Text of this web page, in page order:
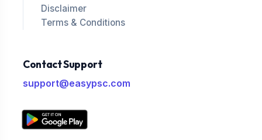
Disclaimer
Terms & Conditions
Contact Support
support@easypsc.com